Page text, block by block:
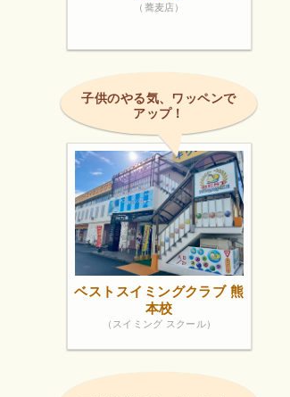
たまたま通りに看板が出ていたのがきっかけで、
行っても楽しめます✨️ ど...
画像は著作権
（蕎麦店）
子供のやる気、ワッペンで
アップ！
ベストスイミングクラブ 熊
本校
（スイミング スクール）